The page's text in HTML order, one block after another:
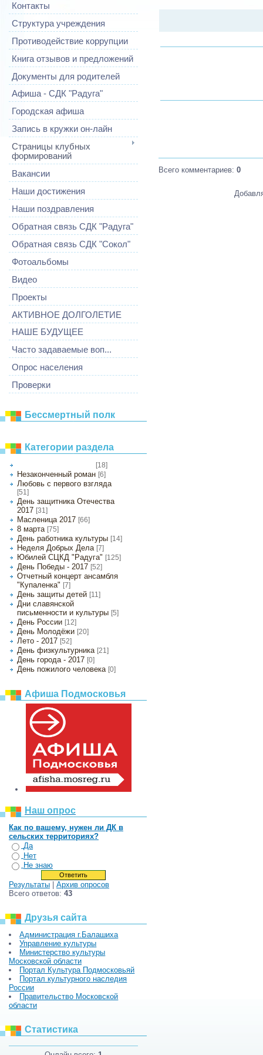
Контакты
Структура учреждения
Противодействие коррупции
Книга отзывов и предложений
Документы для родителей
Афиша - СДК "Радуга"
Городская афиша
Запись в кружки он-лайн
Страницы клубных
формирований
Вакансии
Наши достижения
Наши поздравления
Обратная связь СДК "Радуга"
Обратная связь СДК "Сокол"
Фотоальбомы
Видео
Проекты
АКТИВНОЕ ДОЛГОЛЕТИЕ
НАШЕ БУДУЩЕЕ
Часто задаваемые воп...
Опрос населения
Проверки
Бессмертный полк
Категории раздела
[18]
Незаконченный роман [6]
Любовь с первого взгляда
[51]
День защитника Отечества
2017 [31]
Масленица 2017 [66]
8 марта [75]
День работника культуры [14]
Неделя Добрых Дела [7]
Юбилей СЦКД "Радуга" [125]
День Победы - 2017 [52]
Отчетный концерт ансамбля
"Купаленка" [7]
День защиты детей [11]
Дни славянской
письменности и культуры [5]
День России [12]
День Молодёжи [20]
Лето - 2017 [52]
День физкультурника [21]
День города - 2017 [0]
День пожилого человека [0]
Афиша Подмосковья
Наш опрос
Как по вашему, нужен ли ДК в
сельских территориях?
Да
Нет
Не знаю
Результаты | Архив опросов
Всего ответов: 43
Друзья сайта
Администрация г.Балашиха
Управление культуры
Министерство культуры
Московской области
Портал Культура Подмосковьяй
Портал культурного наследия
России
Правительство Московской
области
Статистика
Всего комментариев: 0